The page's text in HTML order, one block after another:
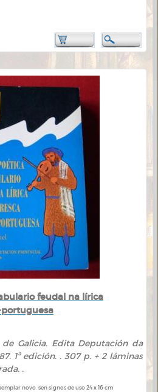
feudal na lírica
Galicia. Edita Deputación da
1ª edición. . 307 p. + 2 láminas
.
novo, sen signos de uso 24 x 16 cm